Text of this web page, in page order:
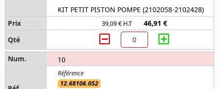
KIT PETIT PISTON POMPE (2102058-2102428)
39,09 € H.T 46,91 €
10
12.68106.052